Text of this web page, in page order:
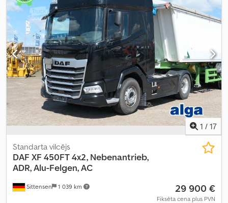
krautuves garums: 7 320 mm, iekraušanas vietas platums:
, iekraušanas telpas augstums: 2 500 mm
, Ražošanas gads:
2019, Aprīkojums:
dzesēšanas iekārta, gaisa kondicionēšana,
kruīza kontrole, piekabes sakabe, retardētājs, stāvvietas
sildītājs,
1 / 17
Sittensen 1 039 km
Standarta vilcējs
DAF XF 450FT 4x2, Nebenantrieb,
ADR, Alu-Felgen, AC
29 900 €
Fiksēta cena plus PVN